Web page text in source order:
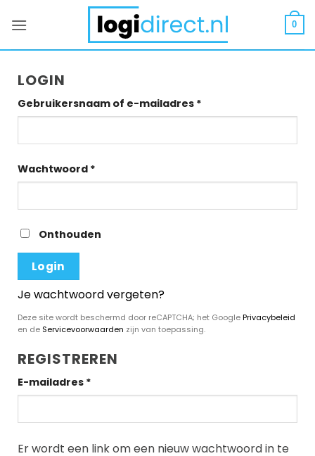
naar
0
LOGIN
Gebruikersnaam of e-mailadres *
Wachtwoord *
Onthouden
Login
Je wachtwoord vergeten?
Deze site wordt beschermd door reCAPTCHA; het GooglePrivacybeleid
en de Servicevoorwaarden zijn van toepassing.
REGISTREREN
E-mailadres *
Er wordt een link om een nieuw wachtwoord in te